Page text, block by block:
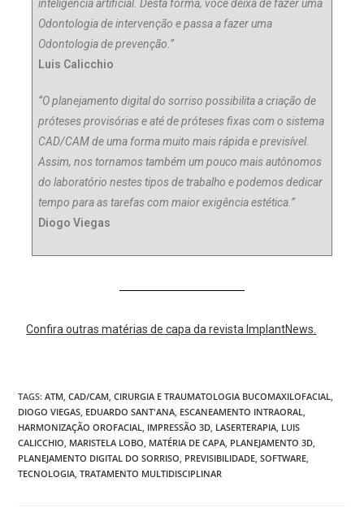
inteligência artificial. Desta forma, você deixa de fazer uma
Odontologia de intervenção e passa a fazer uma
Odontologia de prevenção.”
Luis Calicchio
“O planejamento digital do sorriso possibilita a criação de
próteses provisórias e até de próteses fixas com o sistema
CAD/CAM de uma forma muito mais rápida e previsível.
Assim, nos tornamos também um pouco mais autônomos
do laboratório nestes tipos de trabalho e podemos dedicar
tempo para as tarefas com maior exigência estética.”
Diogo Viegas
Confira outras matérias de capa da revista ImplantNews.
TAGS:ATM, CAD/CAM, CIRURGIA E TRAUMATOLOGIA BUCOMAXILOFACIAL,
DIOGO VIEGAS, EDUARDO SANT'ANA, ESCANEAMENTO INTRAORAL,
HARMONIZAÇÃO OROFACIAL, IMPRESSÃO 3D, LASERTERAPIA, LUIS
CALICCHIO, MARISTELA LOBO, MATÉRIA DE CAPA, PLANEJAMENTO 3D,
PLANEJAMENTO DIGITAL DO SORRISO, PREVISIBILIDADE, SOFTWARE,
TECNOLOGIA, TRATAMENTO MULTIDISCIPLINAR